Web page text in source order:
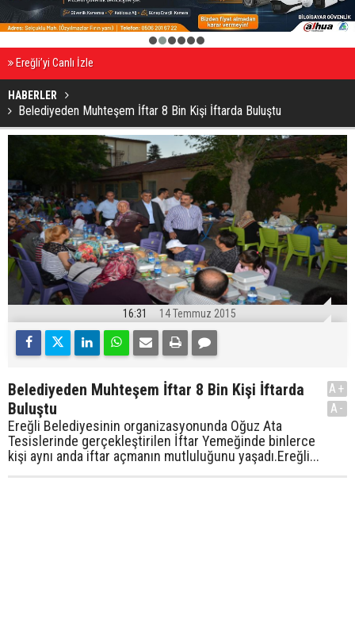
2 3 4 5 6
Ereğli’yi Canlı İzle
HABERLER
Belediyeden Muhteşem İftar 8 Bin Kişi İftarda Buluştu
16:31 14 Temmuz 2015
Belediyeden Muhteşem İftar 8 Bin Kişi İftarda
Buluştu
Ereğli Belediyesinin organizasyonunda Oğuz Ata
Tesislerinde gerçekleştirilen İftar Yemeğinde binlerce
kişi aynı anda iftar açmanın mutluluğunu yaşadı.Ereğli...
A+
A-